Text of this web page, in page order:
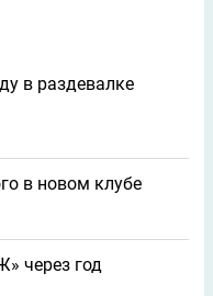
в раздевалке
в новом клубе
через год